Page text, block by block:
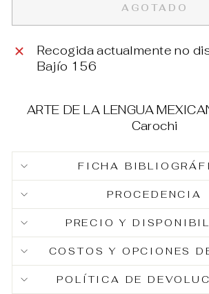
AGOTADO
Recogida actualmente no
Bajío 156
ARTE DE LA LENGUA
Carochi
FICHA
PROCEDENCIA
PRECIO Y
COSTOS Y OPCIONES
POLÍTICA DE